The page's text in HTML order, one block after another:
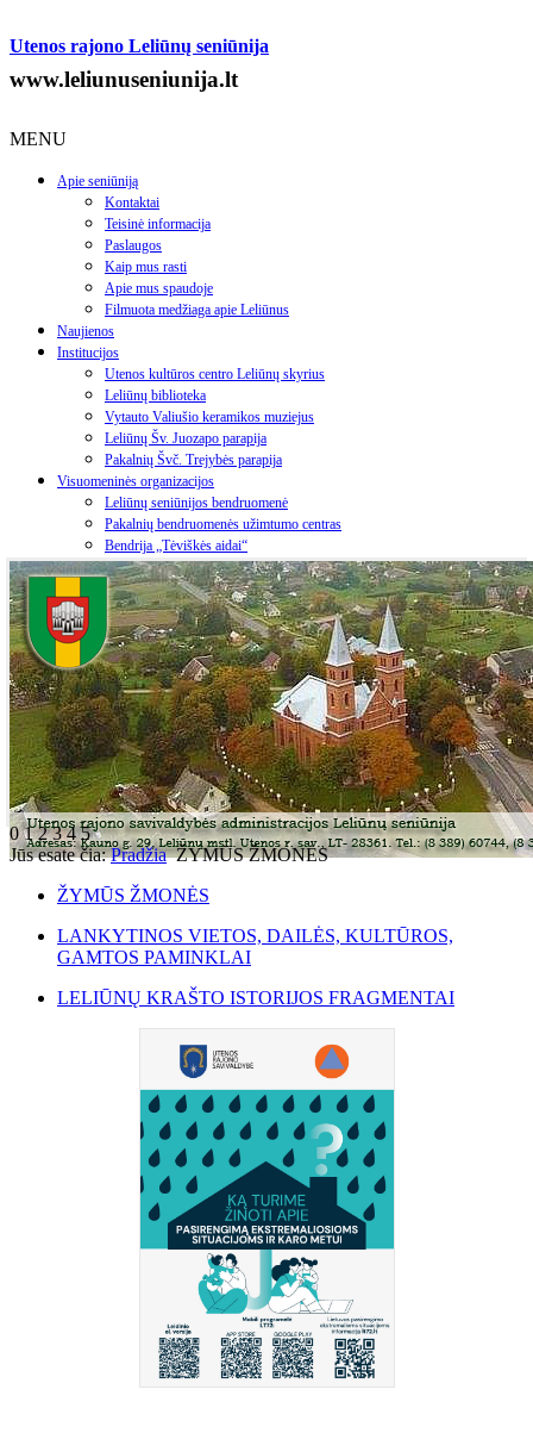
Utenos rajono Leliūnų seniūnija
www.leliunuseniunija.lt
MENU
Apie seniūniją
Kontaktai
Teisinė informacija
Paslaugos
Kaip mus rasti
Apie mus spaudoje
Filmuota medžiaga apie Leliūnus
Naujienos
Institucijos
Utenos kultūros centro Leliūnų skyrius
Leliūnų biblioteka
Vytauto Valiušio keramikos muziejus
Leliūnų Šv. Juozapo parapija
Pakalnių Švč. Trejybės parapija
Visuomeninės organizacijos
Leliūnų seniūnijos bendruomenė
Pakalnių bendruomenės užimtumo centras
Bendrija „Tėviškės aidai“
012345
Jūs esate čia:Pradžia ŽYMŪS ŽMONĖS
ŽYMŪS ŽMONĖS
LANKYTINOS VIETOS, DAILĖS, KULTŪROS,
GAMTOS PAMINKLAI
LELIŪNŲ KRAŠTO ISTORIJOS FRAGMENTAI